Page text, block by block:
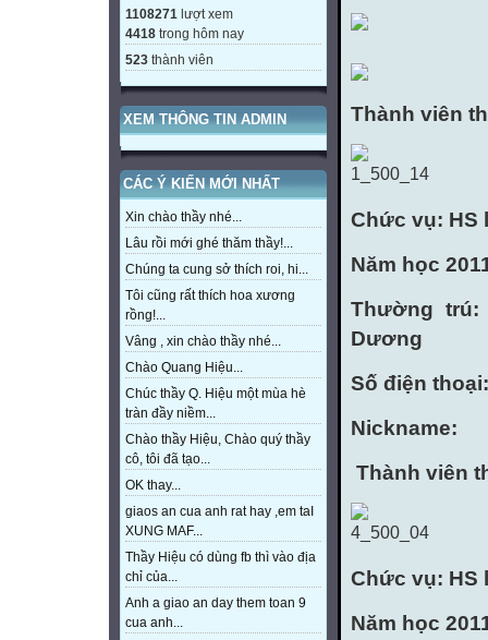
1108271 lượt xem
4418 trong hôm nay
523 thành viên
XEM THÔNG TIN ADMIN
CÁC Ý KIẾN MỚI NHẤT
Xin chào thầy nhé...
Lâu rồi mới ghé thăm thầy!...
Chúng ta cung sở thích roi, hi...
Tôi cũng rất thích hoa xương
rồng!...
Vâng , xin chào thầy nhé...
Chào Quang Hiệu...
Chúc thầy Q. Hiệu một mùa hè
tràn đầy niềm...
Chào thầy Hiệu, Chào quý thầy
cô, tôi đã tạo...
OK thay...
giaos an cua anh rat hay ,em taI
XUNG MAF...
Thầy Hiệu có dùng fb thì vào địa
chỉ của...
Anh a giao an day them toan 9
cua anh...
Thành viên
Chức vụ: HS
Năm học
Thường
Dương
Số điện
Nickname:
Thành viên
Chức vụ: HS
Năm học